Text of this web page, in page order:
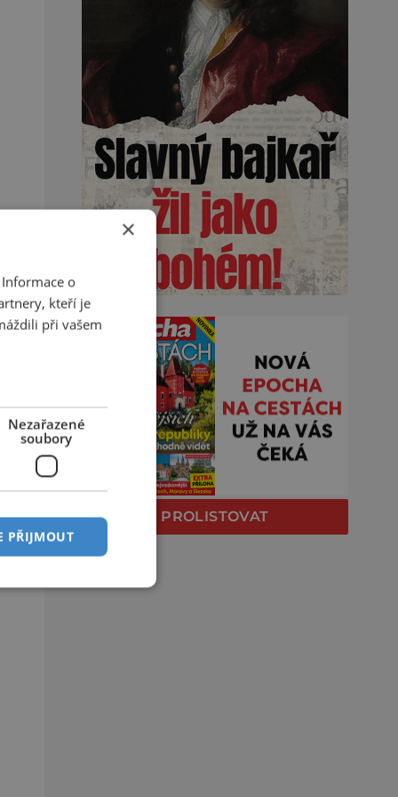
PROLISTOVAT
×
o
kteří je
při vašem
Nezařazené
soubory
PŘIJMOUT